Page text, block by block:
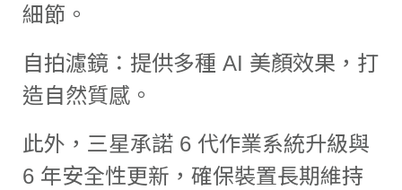
細節。
自拍濾鏡：提供多種 AI 美顏效果，打
造自然質感。
此外，三星承諾 6 代作業系統升級與
6 年安全性更新，確保裝置長期維持